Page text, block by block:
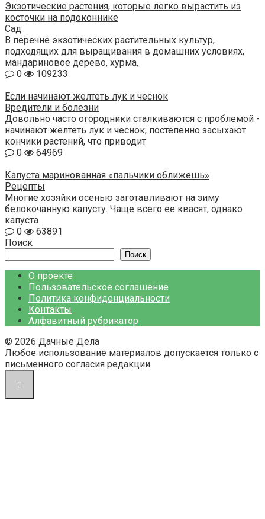
Экзотические растения, которые легко вырастить из
косточки на подоконнике
Сад
В перечне экзотических растительных культур,
подходящих для выращивания в домашних условиях,
мандариновое дерево, хурма,
0
109233
Если начинают желтеть лук и чеснок
Вредители и болезни
Довольно часто огородники сталкиваются с проблемой -
начинают желтеть лук и чеснок, постепенно засыхают
кончики растений, что приводит
0
64969
Капуста маринованная «пальчики оближешь»
Рецепты
Многие хозяйки осенью заготавливают на зиму
белокочанную капусту. Чаще всего ее квасят, однако
капуста
0
63891
Поиск
Поиск
О проекте
Пользовательское соглашение
Политика конфиденциальности
Контакты
Алфавитный рубрикатор
© 2026 Дачные Дела
Любое использование материалов допускается только с
письменного согласия редакции.